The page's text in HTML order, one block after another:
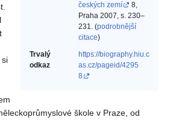
českých zemí
8,
Praha 2007, s. 230–
231. (podrobnější
citace)
Trvalý
odkaz
https://biography.hiu.c
as.cz/pageid/4295
8
si
škole v Praze, od